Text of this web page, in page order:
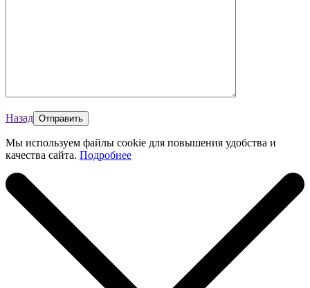
Назад
Мы используем файлы cookie для повышения удобства и
качества сайта. Подробнее